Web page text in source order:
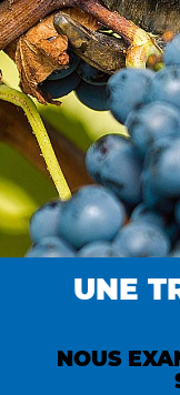
UNE
NOUS